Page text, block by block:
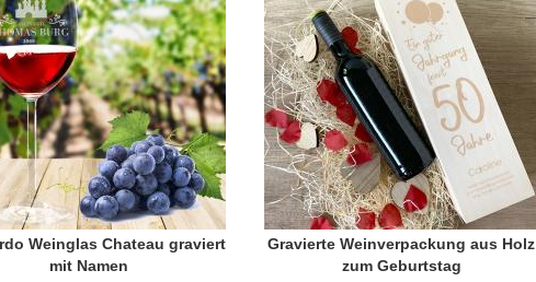
Weinglas Chateau graviert
mit Namen
Gravierte Weinverpackung aus Holz
zum Geburtstag